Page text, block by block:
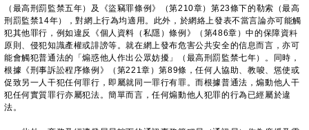
（最高刑罰監禁五年）及《盜竊罪條例》（第210章）第23條下的勒索（最高
刑罰監禁14年），對網上行為均適用。此外，於網絡上發表不當言論亦可能觸
犯其他罪行，例如違反《個人資料（私隱）條例》（第486章）中的保障資料
原則、侵犯知識產權或誹謗等。就在網上發布危害公共安全的信息而言，亦可
能會觸犯普通法的「煽惑他人作出公眾妨擾」（最高刑罰監禁七年）。同時，
根據《刑事訴訟程序條例》（第221章）第89條，任何人協助、教唆、慫使或
促致另一人干犯任何罪行，即屬就同一罪行有罪。而根據普通法，煽動他人干
犯任何實質罪行亦屬犯法。簡單而言，任何煽動他人犯罪的行為已經屬於違
法。